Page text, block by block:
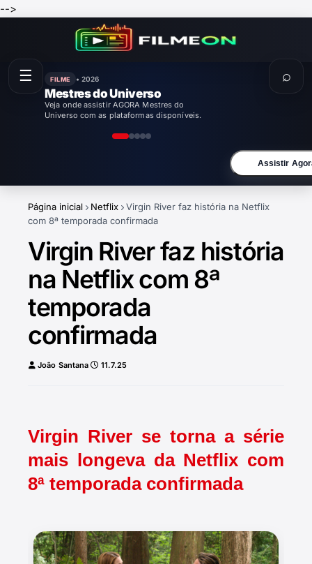
-->
FILME • 2026
Enola Holmes 3
Veja onde assistir AGORA Enola Holmes 3
com as plataformas disponíveis.
Assistir
Página inicial Netflix
Virgin River faz história na Netflix
com 8ª temporada confirmada
Virgin River faz história
na Netflix com 8ª
temporada
confirmada
João Santana 11.7.25
Virgin River se torna a série
mais longeva da Netflix com
8ª temporada confirmada
☰ ⌕